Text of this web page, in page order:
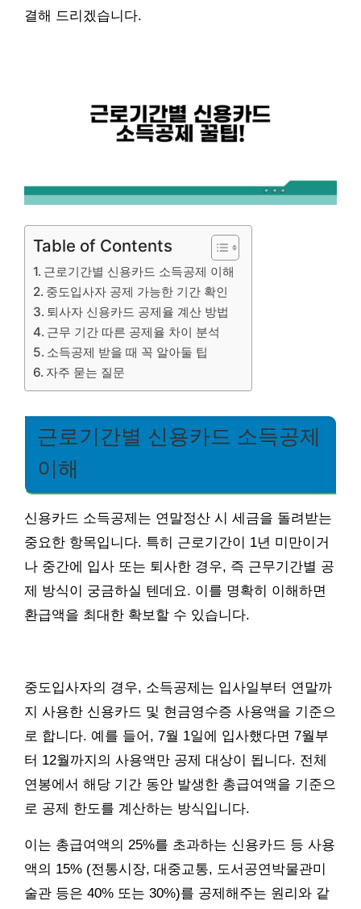
결해 드리겠습니다.
Table of Contents
근로기간별 신용카드 소득공제 이해
중도입사자 공제 가능한 기간 확인
퇴사자 신용카드 공제율 계산 방법
근무 기간 따른 공제율 차이 분석
소득공제 받을 때 꼭 알아둘 팁
자주 묻는 질문
근로기간별 신용카드 소득공제
이해
신용카드 소득공제는 연말정산 시 세금을 돌려받는
중요한 항목입니다. 특히 근로기간이 1년 미만이거
나 중간에 입사 또는 퇴사한 경우, 즉 근무기간별 공
제 방식이 궁금하실 텐데요. 이를 명확히 이해하면
환급액을 최대한 확보할 수 있습니다.
중도입사자의 경우, 소득공제는 입사일부터 연말까
지 사용한 신용카드 및 현금영수증 사용액을 기준으
로 합니다. 예를 들어, 7월 1일에 입사했다면 7월부
터 12월까지의 사용액만 공제 대상이 됩니다. 전체
연봉에서 해당 기간 동안 발생한 총급여액을 기준으
로 공제 한도를 계산하는 방식입니다.
이는 총급여액의 25%를 초과하는 신용카드 등 사용
액의 15% (전통시장, 대중교통, 도서공연박물관미
술관 등은 40% 또는 30%)를 공제해주는 원리와 같